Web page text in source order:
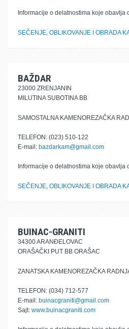
Informacije o delatnostima koje obavlja
SEČENJE, OBLIKOVANJE I OBRADA
BAŽDAR
23000 ZRENJANIN
MILUTINA SUBOTINA BB
SAMOSTALNA KAMENOREZAČKA
TELEFON: (023) 510-122
E-mail: bazdarkam@gmail.com
Informacije o delatnostima koje obavlja
SEČENJE, OBLIKOVANJE I OBRADA
BUINAC-GRANITI
34300 ARANĐELOVAC
ORAŠAČKI PUT BB ORAŠAC
ZANATSKA KAMENOREZAČKA
TELEFON: (034) 712-577
E-mail: buinacgraniti@gmail.com
Sajt: www.buinacgraniti.com